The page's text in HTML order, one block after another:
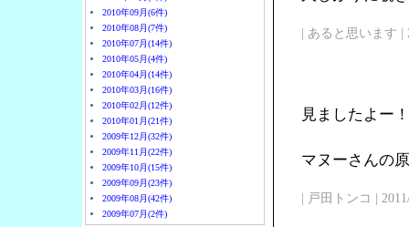
2010年09月(6件)
2010年08月(7件)
2010年07月(14件)
2010年05月(4件)
2010年04月(14件)
2010年03月(16件)
2010年02月(12件)
2010年01月(21件)
2009年12月(32件)
2009年11月(22件)
2009年10月(15件)
2009年09月(23件)
2009年08月(42件)
2009年07月(2件)
| あると思います |
見ましたよー！
マヌーさんの
| 戸田トンコ |